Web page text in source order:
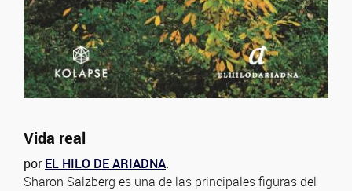
Vida real
porEL HILO DE ARIADNA.
Sharon Salzberg es una de las principales figuras del